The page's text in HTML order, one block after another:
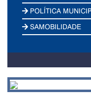
POLÍTICA
SAMOBILIDADE